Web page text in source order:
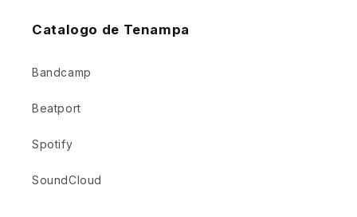
Catalogo de Tenampa
Bandcamp
Beatport
Spotify
SoundCloud